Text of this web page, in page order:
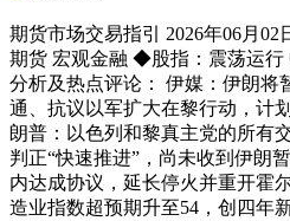
期货市场交易指引 2026年06月
期货 宏观金融 ◆股指：震荡运行
分析及热点评论： 伊媒：伊朗将
通、抗议以军扩大在黎行动，计
朗普：以色列和黎真主党的所有
判正“快速推进”，尚未收到伊朗
内达成协议，延长停火并重开霍
造业指数超预期升至54，创四年